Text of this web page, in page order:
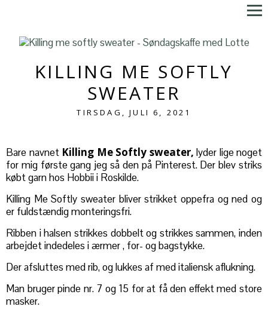
KILLING ME SOFTLY
SWEATER
TIRSDAG, JULI 6, 2021
Bare navnet Killing Me Softly sweater, lyder lige noget
for mig første gang jeg så den på Pinterest. Der blev striks
købt garn hos Hobbii i Roskilde.
Killing Me Softly sweater bliver strikket oppefra og ned og
er fuldstændig monteringsfri.
Ribben i halsen strikkes dobbelt og strikkes sammen, inden
arbejdet indedeles i ærmer , for- og bagstykke.
Der afsluttes med rib, og lukkes af med italiensk aflukning.
Man bruger pinde nr. 7 og 15 for at få den effekt med store
masker.